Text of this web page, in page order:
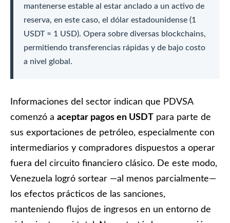
mantenerse estable al estar anclado a un activo de
reserva, en este caso, el dólar estadounidense (1
USDT ≈ 1 USD). Opera sobre diversas blockchains,
permitiendo transferencias rápidas y de bajo costo
a nivel global.
Informaciones del sector indican que PDVSA
comenzó a aceptar pagos en USDT para parte de
sus exportaciones de petróleo, especialmente con
intermediarios y compradores dispuestos a operar
fuera del circuito financiero clásico. De este modo,
Venezuela logró sortear —al menos parcialmente—
los efectos prácticos de las sanciones,
manteniendo flujos de ingresos en un entorno de